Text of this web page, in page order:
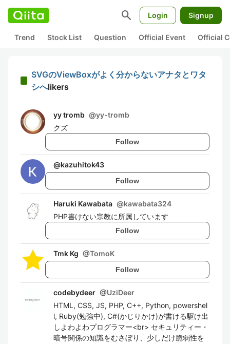
search Login Signup
Trend Stock List Question Official Event Official
SVGのViewBoxがよく分からないアナタとワタ
シへlikers
yy tromb @yy-tromb
クズ
Follow
@kazuhitok43
Follow
Haruki Kawabata @kawabata324
PHP書けない宗教に所属しています
Follow
Tmk Kg @TomoK
Follow
codebydeer @UziDeer
HTML, CSS, JS, PHP, C++, Python, powershel
l, Ruby(勉強中), C#(かじりかけ)が書ける駆け出
しよわよわプログラマー<br> セキュリティー・
暗号関係の知識をむさぼり、少しだけ脆弱性を